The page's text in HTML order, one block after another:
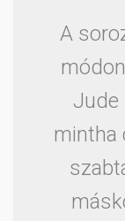
A
Jude
mintha